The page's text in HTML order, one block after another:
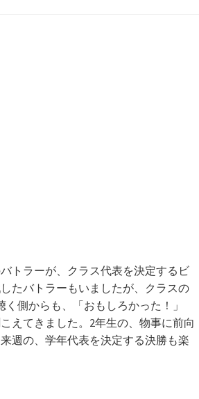
トラーが、クラス代表を決定するビ
たバトラーもいましたが、クラスの
側からも、「おもしろかった！」
えてきました。2年生の、物事に前向
週の、学年代表を決定する決勝も楽